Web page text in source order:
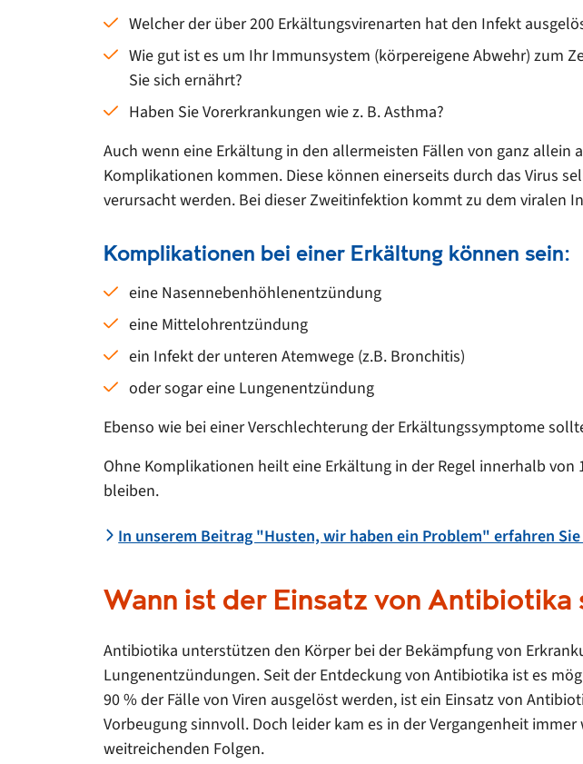
Welcher der über 200 Erkältungsvirenarten hat den Infekt
Wie gut ist es um Ihr Immunsystem (körpereigene Abwehr) zum
Sie sich ernährt?
Haben Sie Vorerkrankungen wie z. B. Asthma?
Auch wenn eine Erkältung in den allermeisten Fällen von ganz
Komplikationen kommen. Diese können einerseits durch das Virus
verursacht werden. Bei dieser Zweitinfektion kommt zu dem viralen
Komplikationen bei einer Erkältung können sein:
eine Nasennebenhöhlenentzündung
eine Mittelohrentzündung
ein Infekt der unteren Atemwege (z.B. Bronchitis)
oder sogar eine Lungenentzündung
Ebenso wie bei einer Verschlechterung der Erkältungssymptome
Ohne Komplikationen heilt eine Erkältung in der Regel innerhalb
bleiben.
In unserem Beitrag "Husten, wir haben ein Problem" erfahren
Wann ist der Einsatz von Antibiotika
Antibiotika unterstützen den Körper bei der Bekämpfung von
Lungenentzündungen. Seit der Entdeckung von Antibiotika ist es
90 % der Fälle von Viren ausgelöst werden, ist ein Einsatz von
Vorbeugung sinnvoll. Doch leider kam es in der Vergangenheit
weitreichenden Folgen.